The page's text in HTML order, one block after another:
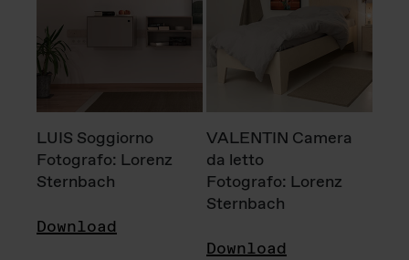
LUIS Soggiorno
Fotografo: Lorenz
Sternbach
Download
VALENTIN Camera
da letto
Fotografo: Lorenz
Sternbach
Download